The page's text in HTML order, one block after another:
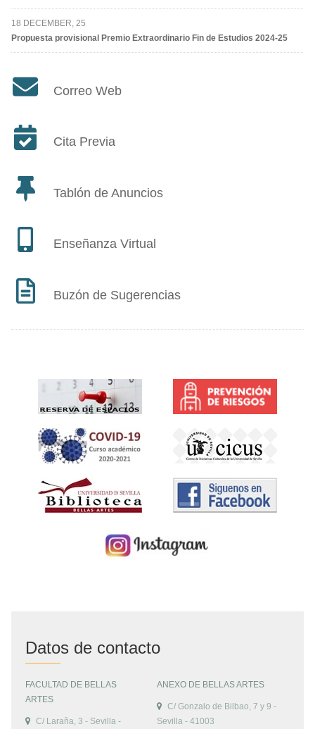
18 DECEMBER, 25
Propuesta provisional Premio Extraordinario Fin de Estudios 2024-25
Correo Web
Cita Previa
Tablón de Anuncios
Enseñanza Virtual
Buzón de Sugerencias
Datos de contacto
FACULTAD DE BELLAS
ARTES
C/ Laraña, 3 - Sevilla -
ANEXO DE BELLAS ARTES
C/ Gonzalo de Bilbao, 7 y 9 -
Sevilla - 41003